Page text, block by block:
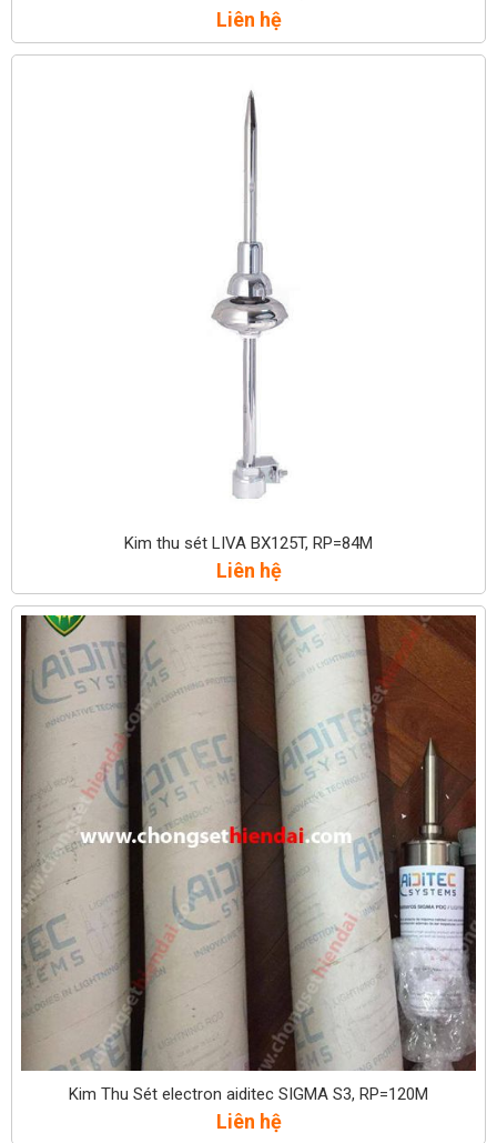
Liên hệ
Kim thu sét LIVA BX125T, RP=84M
Liên hệ
Kim Thu Sét electron aiditec SIGMA S3, RP=120M
Liên hệ